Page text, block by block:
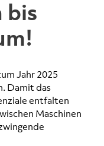
bis
Jahr 2025
Damit das
entfalten
Maschinen